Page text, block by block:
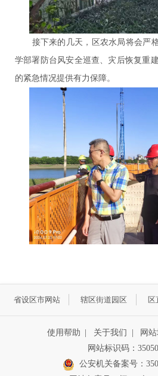
接下来的几天，区农水局将会严格
学部署防台风安全巡查、灾后恢复重
的紧急情况提供有力保障。
省设区市网站 辖区街道园区 区
使用帮助 关于我们 网
网站标识码：
公安机关备案号：